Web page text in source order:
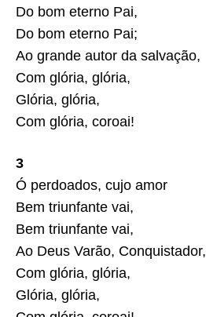
Do bom eterno Pai,
Do bom eterno Pai;
Ao grande autor da salvação,
Com glória, glória,
Glória, glória,
Com glória, coroai!
3
Ó perdoados, cujo amor
Bem triunfante vai,
Bem triunfante vai,
Ao Deus Varão, Conquistador,
Com glória, glória,
Glória, glória,